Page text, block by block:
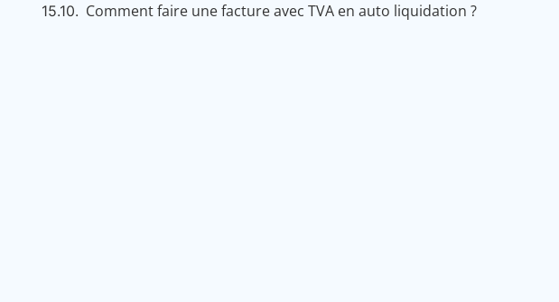
Comment faire une facture avec TVA en auto liquidation ?